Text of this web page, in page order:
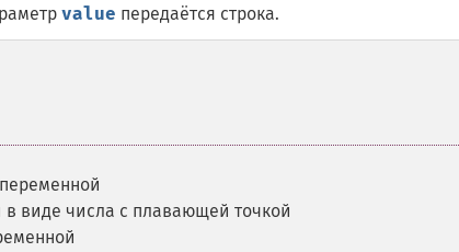
value передаётся строка.
виде числа с плавающей точкой